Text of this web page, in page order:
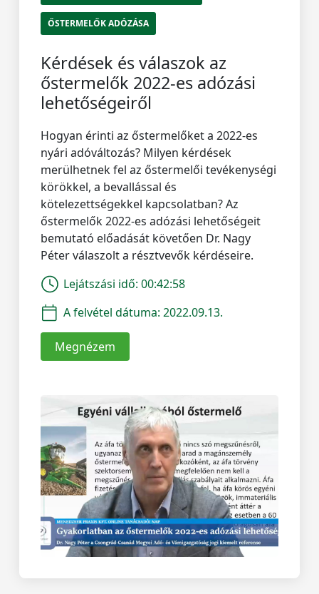
ŐSTERMELŐK ADÓZÁSA
Kérdések és válaszok az
őstermelők 2022-es adózási
lehetőségeiről
Hogyan érinti az őstermelőket a 2022-es
nyári adóváltozás? Milyen kérdések
merülhetnek fel az őstermelői tevékenységi
körökkel, a bevallással és
kötelezettségekkel kapcsolatban? Az
őstermelők 2022-es adózási lehetőségeit
bemutató előadását követően Dr. Nagy
Péter válaszolt a résztvevők kérdéseire.
Lejátszási idő: 00:42:58
A felvétel dátuma: 2022.09.13.
Megnézem